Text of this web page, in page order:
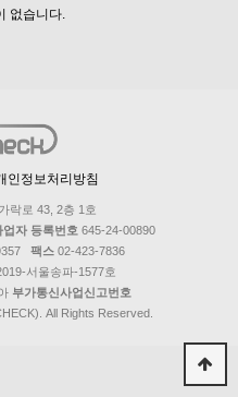
없습니다.
인정보처리방침
락로 43, 2층 1호
업자 등록번호 645-24-00890
팩스 02-423-7836
서울송파-1577호
부가통신사업신고번호
All Rights Reserved.